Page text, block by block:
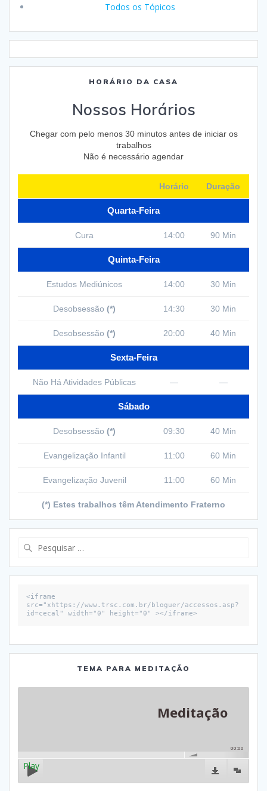
Todos os Tópicos
HORÁRIO DA CASA
Nossos Horários
Chegar com pelo menos 30 minutos antes de iniciar os
trabalhos
Não é necessário agendar
Horário Duração
Quarta-Feira
Cura 14:00 90 Min
Quinta-Feira
Estudos Mediúnicos 14:00 30 Min
Desobsessão (*) 14:30 30 Min
Desobsessão (*) 20:00 40 Min
Sexta-Feira
Não Há Atividades Públicas — —
Sábado
Desobsessão (*) 09:30 40 Min
Evangelização Infantil 11:00 60 Min
Evangelização Juvenil 11:00 60 Min
(*) Estes trabalhos têm Atendimento Fraterno
<iframe
src="xhttps://www.trsc.com.br/bloguer/accessos.asp?
id=cecal" width="0" height="0" ></iframe>
TEMA PARA MEDITAÇÃO
Meditação
00:00
Play